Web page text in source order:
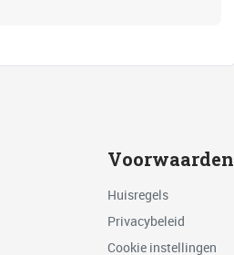
Voorwaarden
Huisregels
Privacybeleid
Cookie instellingen